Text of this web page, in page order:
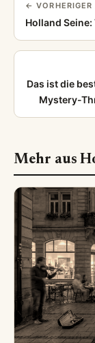
← VORHERIGER
Holland
Das ist die
Mystery-
Mehr aus